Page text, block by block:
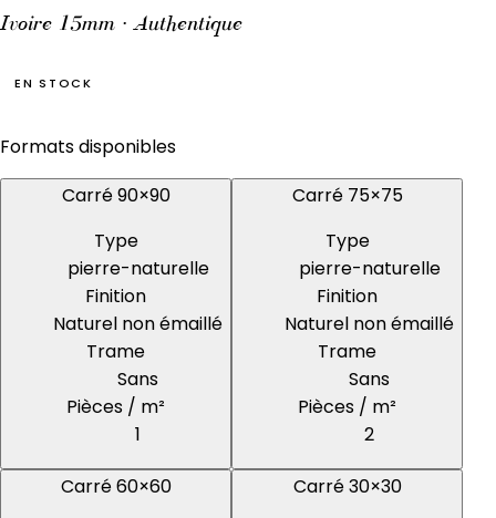
Ivoire 15mm · Authentique
EN STOCK
Formats disponibles
Carré 90×90
Type
pierre-naturelle
Finition
Naturel non émaillé
Trame
Sans
Pièces / m²
1
Carré 75×75
Type
pierre-naturelle
Finition
Naturel non émaillé
Trame
Sans
Pièces / m²
2
Carré 60×60
Carré 30×30